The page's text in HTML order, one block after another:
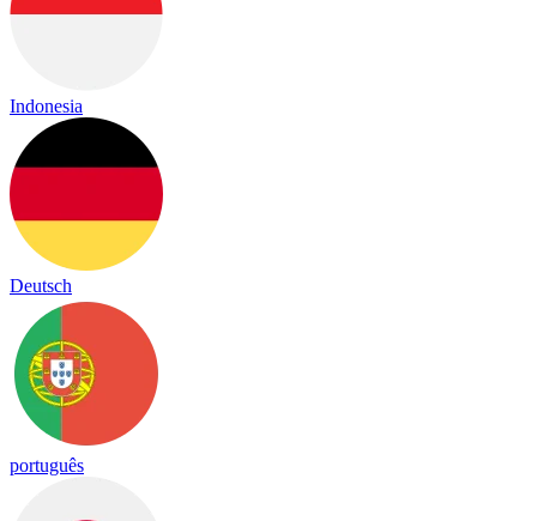
Indonesia
Deutsch
português